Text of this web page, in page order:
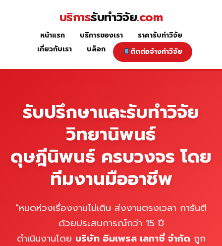
หน้าแรก
บริการรับทำวิจัย.com
หน้าแรก บริการของเรา
ราคารับทำวิจัย
เกี่ยวกับเรา
บล็อก ติดต่อจ้างทำวิจัย
รับปรึกษาและรับทำวิจัย
วิทยานิพนธ์
ดุษฎีนิพนธ์ ครบวงจร โดย
ทีมงานมืออาชีพ
"หมดห่วงเรื่องงานไม่เดิน ส่งงานตรงเวลา การันตี
ด้วยประสบการณ์กว่า 15 ปี
ดำเนินงานโดย บริษัท อิมเพรส เลกาซี่ จำกัด ถูก